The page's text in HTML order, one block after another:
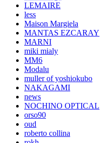
LEMAIRE
less
Maison Margiela
MANTAS EZCARAY
MARNI
miki mialy
MM6
Modalu
muller of yoshiokubo
NAKAGAMI
news
NOCHINO OPTICAL
orso90
oud
roberto collina